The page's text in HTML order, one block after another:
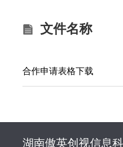
文件名称
合作申请表格下载
湖南傲英创视信息